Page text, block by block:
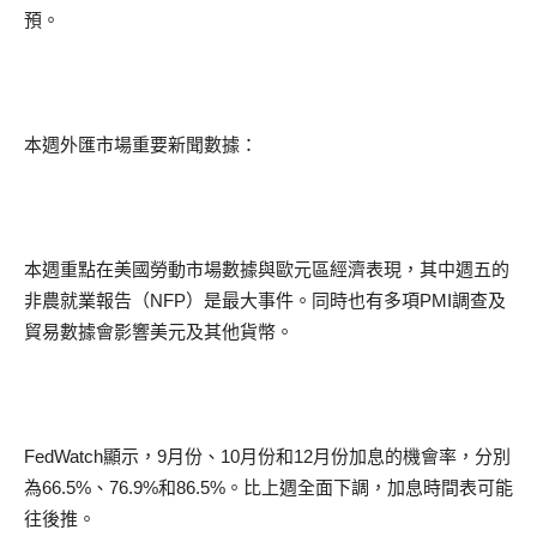
預。
本週外匯市場重要新聞數據：
本週重點在美國勞動市場數據與歐元區經濟表現，其中週五的
非農就業報告（NFP）是最大事件。同時也有多項PMI調查及
貿易數據會影響美元及其他貨幣。
FedWatch顯示，9月份、10月份和12月份加息的機會率，分別
為66.5%、76.9%和86.5%。比上週全面下調，加息時間表可能
往後推。